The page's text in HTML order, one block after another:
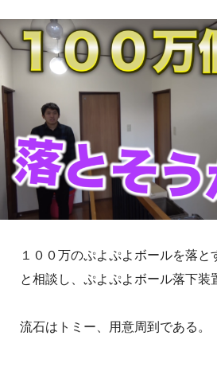
１００万のぷよぷよボールを落と
と相談し、ぷよぷよボール落下装
流石はトミー、用意周到である。